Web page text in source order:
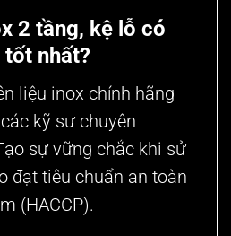
2 tầng, kệ lỗ có
tốt nhất?
liệu inox chính hãng
kỹ sư chuyên
sự vững chắc khi sử
đạt tiêu chuẩn an toàn
(HACCP).